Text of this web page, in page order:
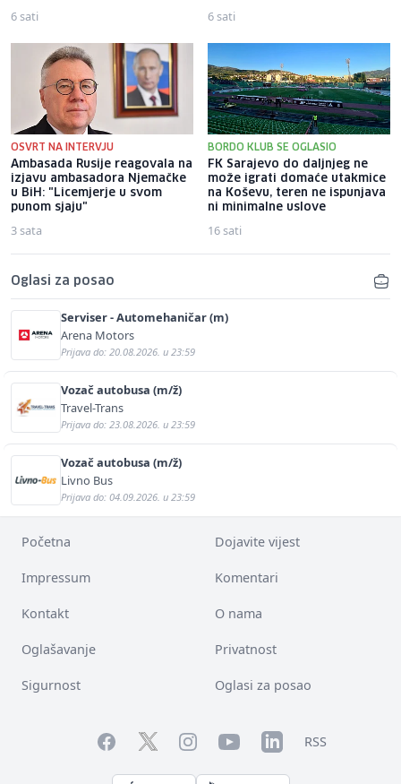
6 sati 6 sati
OSVRT NA INTERVJU
Ambasada Rusije reagovala na
izjavu ambasadora Njemačke
u BiH: "Licemjerje u svom
punom sjaju"
3 sata
BORDO KLUB SE OGLASIO
FK Sarajevo do daljnjeg ne
može igrati domaće utakmice
na Koševu, teren ne ispunjava
ni minimalne uslove
16 sati
Oglasi za posao
Serviser - Automehaničar (m)
Arena Motors
Prijava do: 20.08.2026. u 23:59
Vozač autobusa (m/ž)
Travel-Trans
Prijava do: 23.08.2026. u 23:59
Vozač autobusa (m/ž)
Livno Bus
Prijava do: 04.09.2026. u 23:59
Početna Dojavite vijest
Impressum Komentari
Kontakt O nama
Oglašavanje Privatnost
Sigurnost Oglasi za posao
FacebookTwitterInstagramYouTubeLinkedInRSS